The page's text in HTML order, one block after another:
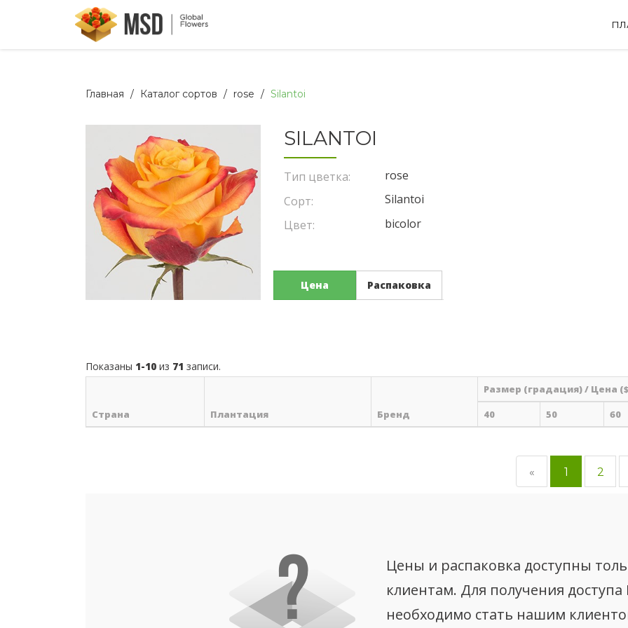
Главная Каталог сортов rose Silantoi
SILANTOI
Тип цветка:
rose
Сорт:
Silantoi
Цвет:
bicolor
Цена Распаковка
Показаны 1-10 из 71 записи.
Страна Плантация Бренд
Размер (градация) / Цена
40
50 60
« 1 2
Цены и распаковка доступны
клиентам. Для получения доступа
необходимо стать нашим